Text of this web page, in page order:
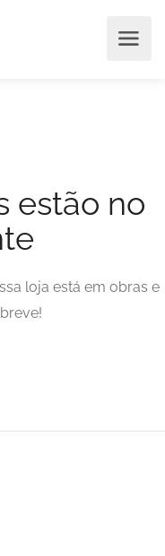
estão no
loja está em obras e